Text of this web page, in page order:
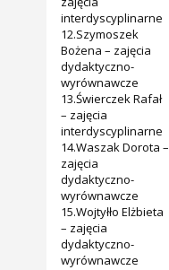
interdyscyplinarne
12.Szymoszek
Bożena – zajęcia
dydaktyczno-
wyrównawcze
13.Świerczek Rafał
– zajęcia
interdyscyplinarne
14.Waszak Dorota –
zajęcia
dydaktyczno-
wyrównawcze
15.Wojtyłło Elżbieta
– zajęcia
dydaktyczno-
wyrównawcze